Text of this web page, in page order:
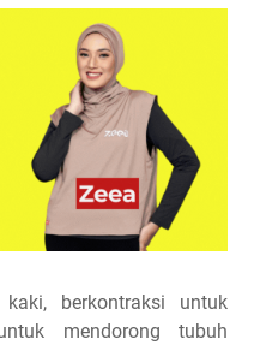
berkontraksi untuk
mendorong tubuh